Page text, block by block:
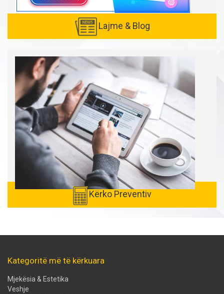
Created withSuperSurvey
Lajme & Blog
Kërko Preventiv
Kategoritë më të kërkuara
Mjekësia & Estetika
Veshje